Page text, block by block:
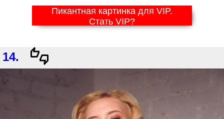
Пикантная картинка для VIP.
Стать VIP?
14.